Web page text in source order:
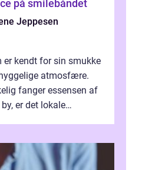
på smilebåndet
Jeppesen
er kendt for sin smukke
atmosfære.
fanger essensen af
er det lokale